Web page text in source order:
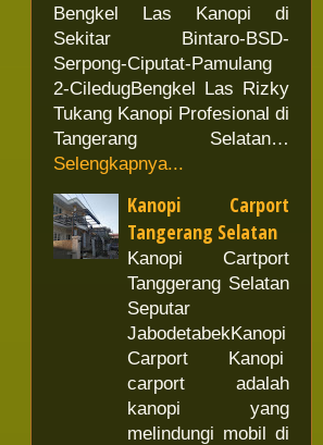
Bengkel Las Kanopi di
Sekitar Bintaro-BSD-
Serpong-Ciputat-Pamulang
2-CiledugBengkel Las Rizky
Tukang Kanopi Profesional di
Tangerang Selatan…
Selengkapnya...
Kanopi Carport
Tangerang Selatan
Kanopi Cartport
Tanggerang Selatan
Seputar
JabodetabekKanopi
Carport Kanopi
carport adalah
kanopi yang
melindungi mobil di